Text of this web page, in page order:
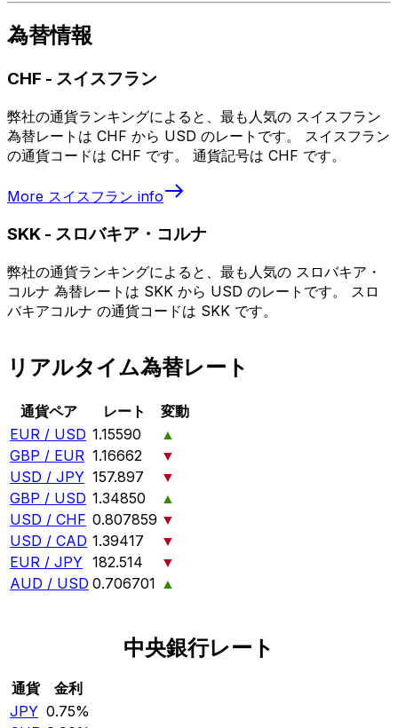
為替情報
CHF - スイスフラン
弊社の通貨ランキングによると、最も人気の スイスフラン
為替レートは CHF から USD のレートです。 スイスフラン
の通貨コードは CHF です。 通貨記号は CHF です。
More スイスフラン info
SKK - スロバキア・コルナ
弊社の通貨ランキングによると、最も人気の スロバキア・
コルナ 為替レートは SKK から USD のレートです。 スロ
バキアコルナ の通貨コードは SKK です。
リアルタイム為替レート
通貨ペア レート
変動
EUR / USD 1.15590
▲
GBP / EUR 1.16662
▼
USD / JPY 157.897
▼
GBP / USD 1.34850
▲
USD / CHF 0.807859 ▼
USD / CAD 1.39417
▼
EUR / JPY 182.514
▼
AUD / USD 0.706701 ▲
中央銀行レート
通貨
金利
JPY 0.75%